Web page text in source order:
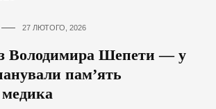
27 ЛЮТОГО, 2026
Володимира Шепети — у
пам’ять
медика